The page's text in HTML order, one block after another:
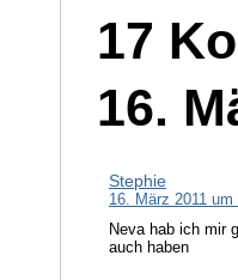
17
16.
Stephie
16. März 2011 um
Neva hab ich mir
auch haben